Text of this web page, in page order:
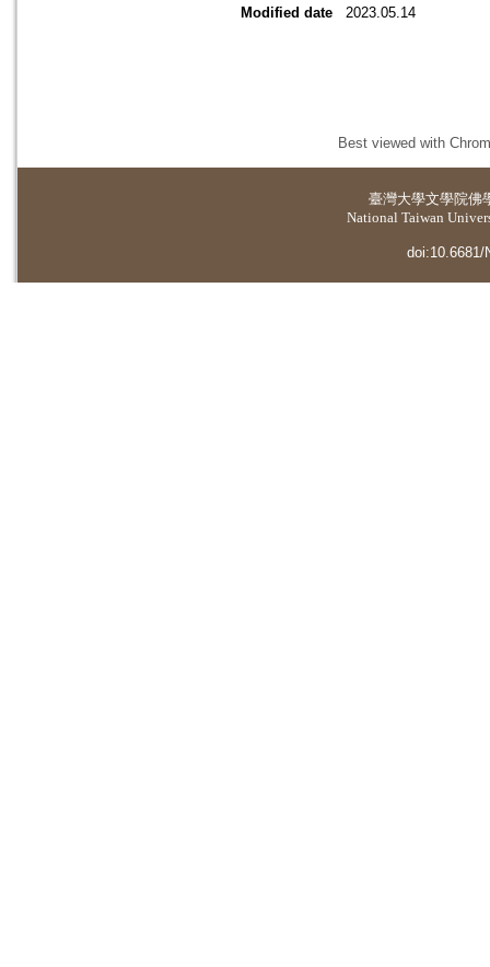
Modified date
2023.05.14
Best viewed with
臺灣大學文學院佛
National Taiwan
doi:10.6681/